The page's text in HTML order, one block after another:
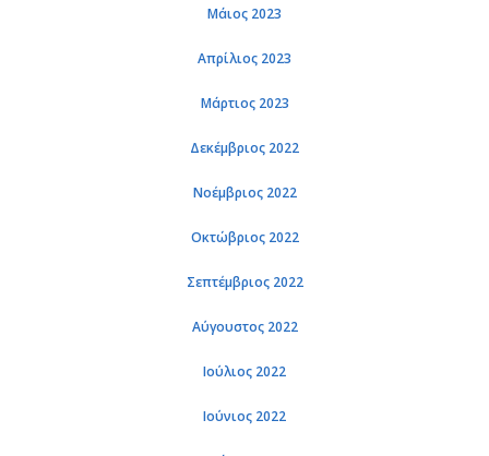
Μάιος 2023
Απρί­λιος 2023
Μάρ­τιος 2023
Δε­κέμ­βριος 2022
Νο­έμ­βριος 2022
Οκτώ­βριος 2022
Σε­πτέμ­βριος 2022
Αύ­γου­στος 2022
Ιού­λιος 2022
Ιού­νιος 2022